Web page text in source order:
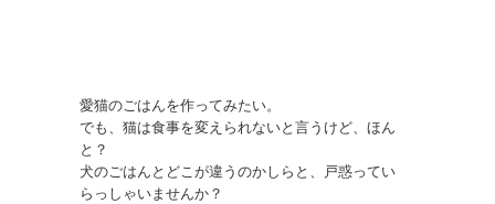
愛猫のごはんを作ってみたい。
でも、猫は食事を変えられないと言うけど、ほん
と？
犬のごはんとどこが違うのかしらと、戸惑ってい
らっしゃいませんか？